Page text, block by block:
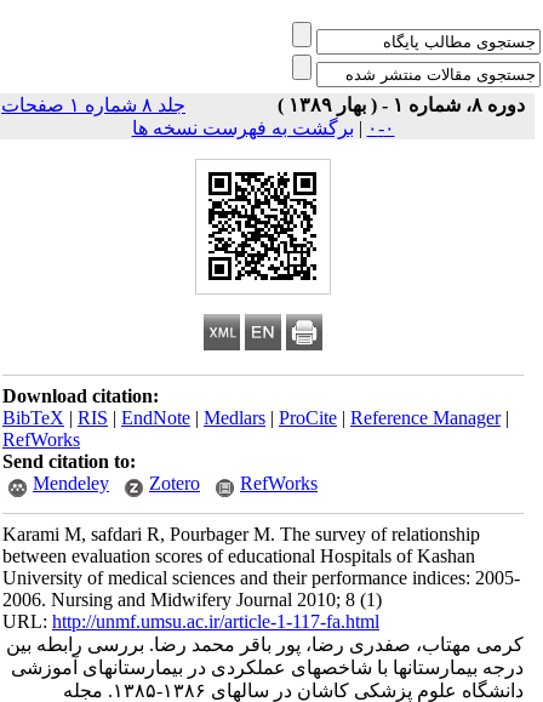
دوره ۸، شماره ۱ - ( بهار ۱۳۸۹ )
جلد ۸ شماره ۱ صفحات
| برگشت به فهرست نسخه ها
Download citation:
BibTeX|RIS|EndNote|Medlars|ProCite|Reference Manager
RefWorks
Send citation to:
Mendeley
Zotero RefWorks
Karami M, safdari R, Pourbager M. The survey of relationship
between evaluation scores of educational Hospitals of Kashan
University of medical sciences and their performance indices: 2005-
2006. Nursing and Midwifery Journal 2010; 8 (1)
URL:http://unmf.umsu.ac.ir/article-1-117-fa.html
کرمی مهتاب، صفدری رضا، پور باقر محمد رضا. بررسی رابطه بین
درجه بیمارستان­ها با شاخص­های عملکردی در بیمارستان­های آموزشی
دانشگاه علوم پزشکی کاشان در سال­های ۱۳۸۶-۱۳۸۵. مجله